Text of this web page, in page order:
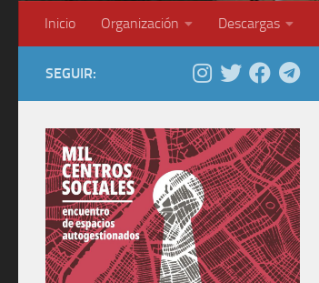
Inicio Organización Descargas
SEGUIR: